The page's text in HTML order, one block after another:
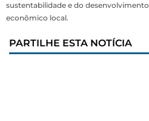
sustentabilidade e do desenvolvimento
econômico local.
PARTILHE ESTA NOTÍCIA